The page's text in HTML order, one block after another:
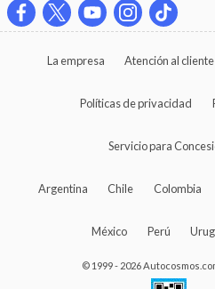
La empresa Atención al cliente
Políticas de privacidad
Servicio para
Argentina Chile Colombia
México Perú
© 1999 - 2026